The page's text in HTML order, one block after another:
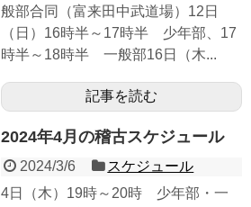
般部合同（富来田中武道場）12日
（日）16時半～17時半 少年部、17
時半～18時半 一般部16日（木...
記事を読む
2024年4月の稽古スケジュール
2024/3/6
スケジュール
4日（木）19時～20時 少年部・一